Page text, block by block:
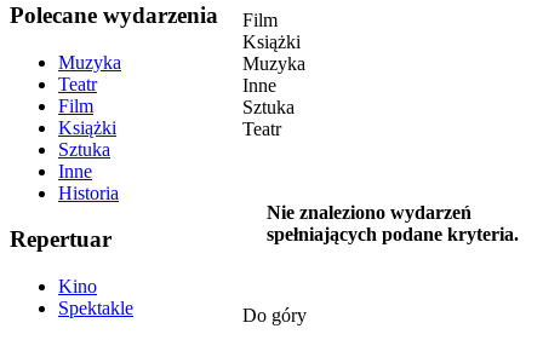
Polecane wydarzenia
Muzyka
Teatr
Film
Książki
Sztuka
Inne
Historia
Repertuar
Kino
Spektakle
Film
Książki
Muzyka
Inne
Sztuka
Teatr
Nie znaleziono wydarzeń
spełniających podane kryteria.
Do góry